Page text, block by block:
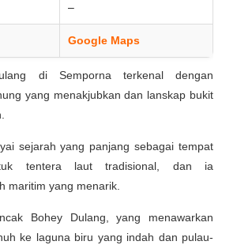
–
Google Maps
di Semporna terkenal dengan
yang menakjubkan dan lanskap bukit
sejarah yang panjang sebagai tempat
tentera laut tradisional, dan ia
maritim yang menarik.
Bohey Dulang, yang menawarkan
ke laguna biru yang indah dan pulau-